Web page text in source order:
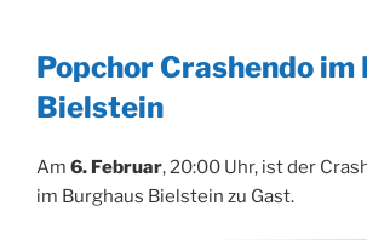
Popchor Crashendo im
Bielstein
Am 6. Februar, 20:00 Uhr, ist der
im Burghaus Bielstein zu Gast.